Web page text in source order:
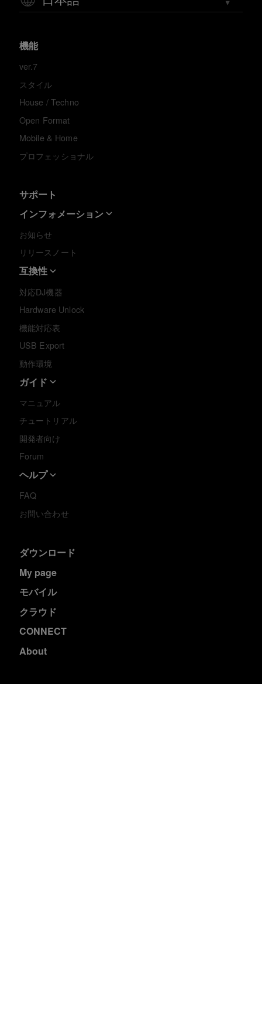
機能
ver.7
スタイル
House / Techno
Open Format
Mobile & Home
プロフェッショナル
サポート
インフォメーション
お知らせ
リリースノート
互換性
対応DJ機器
Hardware Unlock
機能対応表
USB Export
動作環境
ガイド
マニュアル
チュートリアル
開発者向け
Forum
ヘルプ
FAQ
お問い合わせ
ダウンロード
My page
モバイル
クラウド
CONNECT
About